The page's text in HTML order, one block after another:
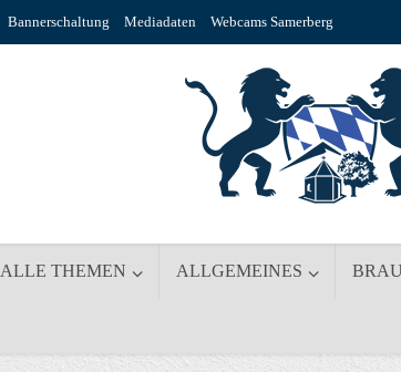
Bannerschaltung Mediadaten Webcams Samerberg
ALLE THEMEN ALLGEMEINES